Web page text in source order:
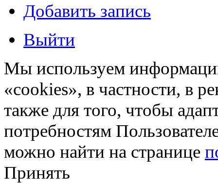
Добавить запись
Выйти
Мы используем
«cookies», в частности, в
также для того, чтобы
потребностям
можно найти на странице
Принять